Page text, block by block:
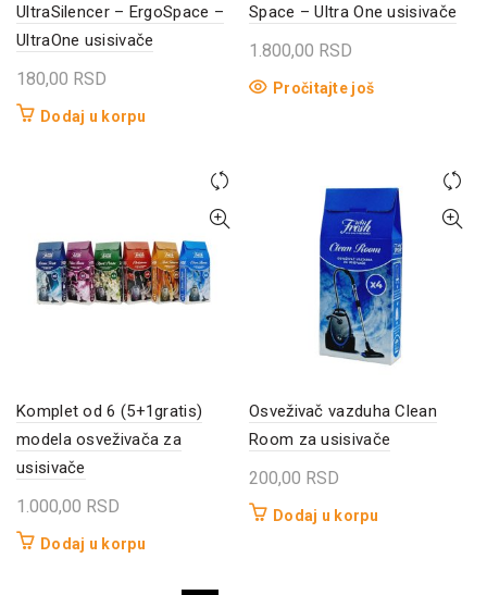
UltraSilencer – ErgoSpace –
UltraOne usisivače
180,00 RSD
Dodaj u korpu
Space – Ultra One usisivače
1.800,00 RSD
Pročitajte još
Komplet od 6 (5+1gratis)
modela osveživača za
usisivače
1.000,00 RSD
Dodaj u korpu
Osveživač vazduha Clean
Room za usisivače
200,00 RSD
Dodaj u korpu